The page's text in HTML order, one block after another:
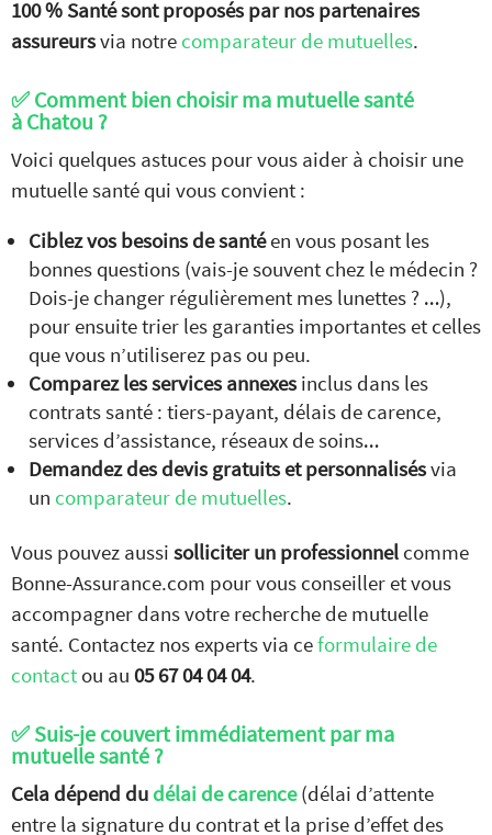
100 % Santé sont proposés par nos partenaires
assureursvia notre comparateur de mutuelles.
✅ Comment bien choisir ma mutuelle santé
à Chatou ?
Voici quelques astuces pour vous aider à choisir une
mutuelle santé qui vous convient :
Ciblez vos besoins de santéen vous posant les
bonnes questions (vais-je souvent chez le médecin ?
Dois-je changer régulièrement mes lunettes ? …),
pour ensuite trier les garanties importantes et celles
que vous n’utiliserez pas ou peu.
Comparez les services annexes inclus dans les
contrats santé : tiers-payant, délais de carence,
services d’assistance, réseaux de soins…
Demandez des devis gratuits et personnalisésvia
un comparateur de mutuelles.
Vous pouvez aussi solliciter un professionnel comme
Bonne-Assurance.com pour vous conseiller et vous
accompagner dans votre recherche de mutuelle
santé. Contactez nos experts via ceformulaire de
contact ou au 05 67 04 04 04.
✅ Suis-je couvert immédiatement par ma
mutuelle santé ?
Cela dépend du délai de carence(délai d’attente
entre la signature du contrat et la prise d’effet des
Comparez nos offres de
mutuelleGRATUITEMENT
JE COMPARE
les devis mutuelles santé